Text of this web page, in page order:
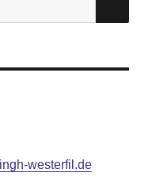
westerfil.de